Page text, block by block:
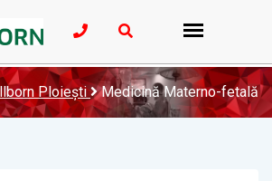
Ploiești Medicină Materno-fetală